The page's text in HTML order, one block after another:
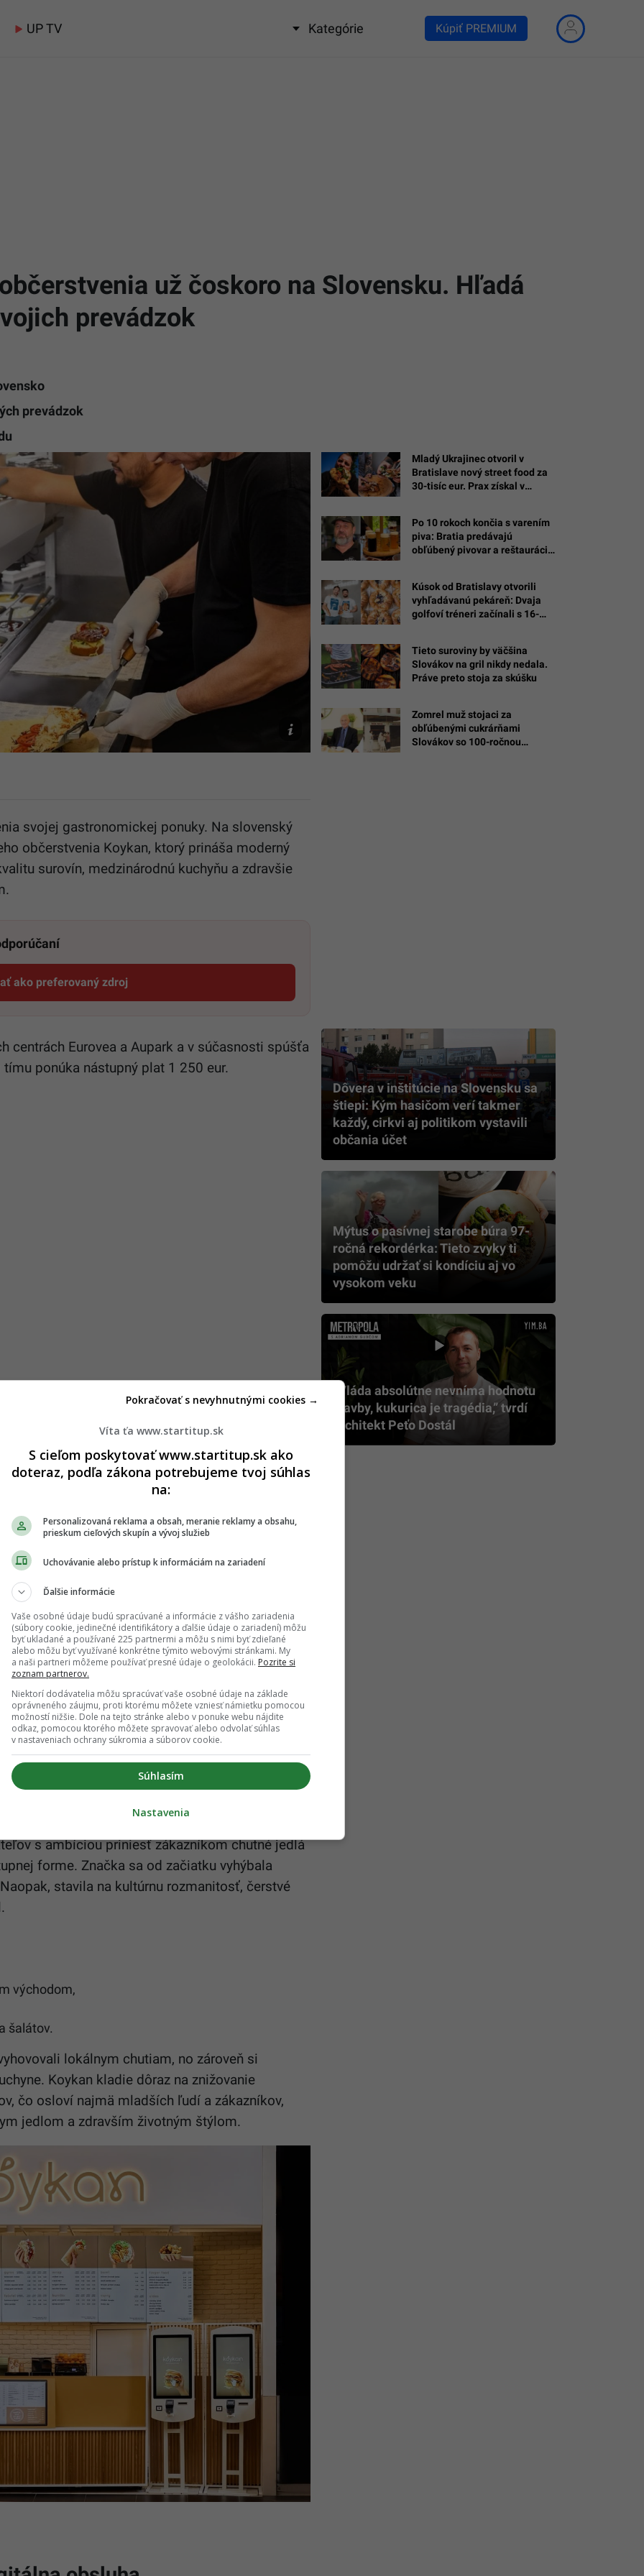
UP TV Kategórie Kúpiť PREMIUM
už čoskoro na Slovensku. Hľadá
prevádzok
prevádzok
Koykan.com
svojej gastronomickej ponuky. Na slovenský
občerstvenia Koykan, ktorý prináša moderný
surovín, medzinárodnú kuchyňu a zdravšie
ako preferovaný zdroj
Startitup, odkaz sa otvorí v novom okne
centrách Eurovea a Aupark a v súčasnosti spúšťa
ponúka nástupný plat 1 250 eur.
za bar
nových pracovníkov, ktorí budú súčasťou jej tímu
kombinovanú pracovnú pozíciu – kuchár a
sa budú striedať medzi prípravou jedál a
portáliProfesia Koykan uvádza, že ponúka:
je znalosť slovenského, anglického
Zamestnanci budú prechádzať školením a
novú tvár fastfoodovej kultúry na
svetovou kuchyňou
Koykan vznikol v roku 2012 v chorvátskom
s ambíciou priniesť zákazníkom chutné jedlá
forme. Značka sa od začiatku vyhýbala
stavila na kultúrnu rozmanitosť, čerstvé
východom,
šalátov.
lokálnym chutiam, no zároveň si
Koykan kladie dôraz na znižovanie
čo osloví najmä mladších ľudí a zákazníkov,
jedlom a zdravším životným štýlom.
Mladý Ukrajinec otvoril v
Bratislave nový street food za
30-tisíc eur. Prax získal v
Po 10 rokoch končia s varením
piva: Bratia predávajú
obľúbený pivovar a reštaurácie
Kúsok od Bratislavy otvorili
vyhľadávanú pekáreň: Dvaja
golfoví tréneri začínali s 16-
Tieto suroviny by väčšina
Slovákov na gril nikdy nedala.
Práve preto stoja za skúšku
Zomrel muž stojaci za
obľúbenými cukrárňami
Slovákov so 100-ročnou
Dôvera v inštitúcie na Slovensku sa
štiepi: Kým hasičom verí takmer
každý, cirkvi aj politikom vystavili
občania účet
Mýtus o pasívnej starobe búra 97-
ročná rekordérka: Tieto zvyky ti
pomôžu udržať si kondíciu aj vo
vysokom veku
„Vláda absolútne nevníma hodnotu
stavby, kukurica je tragédia,” tvrdí
architekt Peťo Dostál
Víta ťa www.startitup.sk
S cieľom poskytovať www.startitup.sk ako
doteraz, podľa zákona potrebujeme tvoj súhlas
na:
Personalizovaná reklama a obsah, meranie reklamy a obsahu,
prieskum cieľových skupín a vývoj služieb
Uchovávanie alebo prístup k informáciám na zariadení
Ďalšie informácie
Vaše osobné údaje budú spracúvané a informácie z vášho zariadenia
(súbory cookie, jedinečné identifikátory a ďalšie údaje o zariadení) môžu
byť ukladané a používané 225 partnermi a môžu s nimi byť zdieľané
alebo môžu byť využívané konkrétne týmito webovými stránkami. My
a naši partneri môžeme používať presné údaje o geolokácii. Pozrite si
zoznam partnerov.
Niektorí dodávatelia môžu spracúvať vaše osobné údaje na základe
oprávneného záujmu, proti ktorému môžete vzniesť námietku pomocou
možností nižšie. Dole na tejto stránke alebo v ponuke webu nájdite
odkaz, pomocou ktorého môžete spravovať alebo odvolať súhlas
v nastaveniach ochrany súkromia a súborov cookie.
Súhlasím
Pokračovať s nevyhnutnými cookies →
Nastavenia